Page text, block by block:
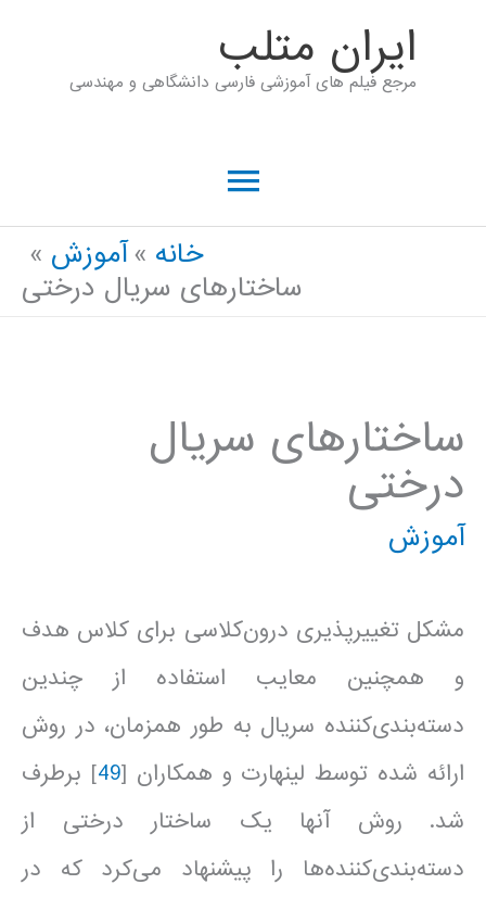
ايران متلب
مرجع فیلم های آموزشی فارسی دانشگاهی و مهندسی
فهرست
اصلی
خانه
آموزش
ساختار‌های سريال درختی
ساختار‌های سريال
درختی
آموزش
مشکل تغییرپذیری درون‌کلاسی برای کلاس هدف
و همچنین معایب استفاده از چندین
دسته‌بندی‌کننده سريال به طور همزمان، در روش
ارائه شده توسط لینهارت و همکاران [49] برطرف
شد. روش آنها یک ساختار درختی از
دسته‌بندی‌کننده‌ها را پیشنهاد می‌کرد که در